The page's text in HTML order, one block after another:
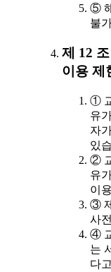
⑤
불
제 12
이용 제
①
유
자
있
②
유
이
③
사
④
는
다